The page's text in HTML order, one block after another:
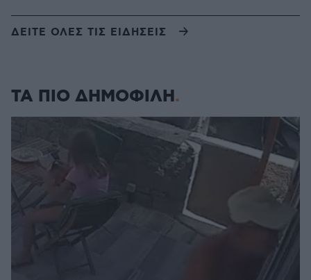
ΔΕΙΤΕ ΟΛΕΣ ΤΙΣ ΕΙΔΗΣΕΙΣ
ΤΑ ΠΙΟ ΔΗΜΟΦΙΛΗ